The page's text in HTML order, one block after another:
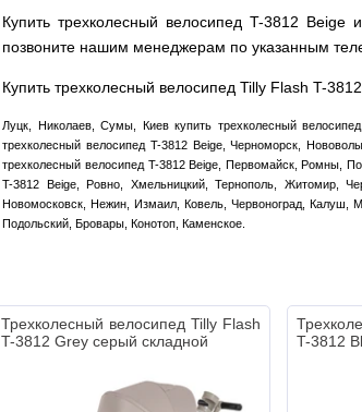
Купить трехколесный велосипед T-3812
позвоните нашим менеджерам по указанным
Купить трехколесный велосипед Tilly Flash T-
Луцк, Николаев, Сумы, Киев купить трехколесный
трехколесный велосипед T-3812 Beige, Черноморск,
трехколесный велосипед T-3812 Beige, Первомайск, Ромны,
T-3812 Beige, Ровно, Хмельницкий, Тернополь, Житомир,
Новомосковск, Нежин, Измаил, Ковель, Червоноград, Калуш,
Подольский, Бровары, Конотоп, Каменское.
Трехколесный велосипед Tilly Flash
T-3812 Grey серый складной
T-3812